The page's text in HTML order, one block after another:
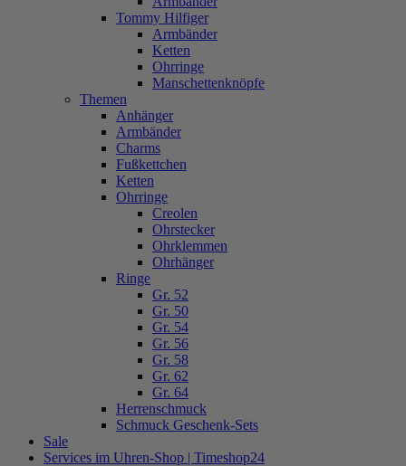
Tommy Hilfiger
Armbänder
Ketten
Ohrringe
Manschettenknöpfe
Themen
Anhänger
Armbänder
Charms
Fußkettchen
Ketten
Ohrringe
Creolen
Ohrstecker
Ohrklemmen
Ohrhänger
Ringe
Gr. 52
Gr. 50
Gr. 54
Gr. 56
Gr. 58
Gr. 62
Gr. 64
Herrenschmuck
Schmuck Geschenk-Sets
Sale
Services im Uhren-Shop | Timeshop24